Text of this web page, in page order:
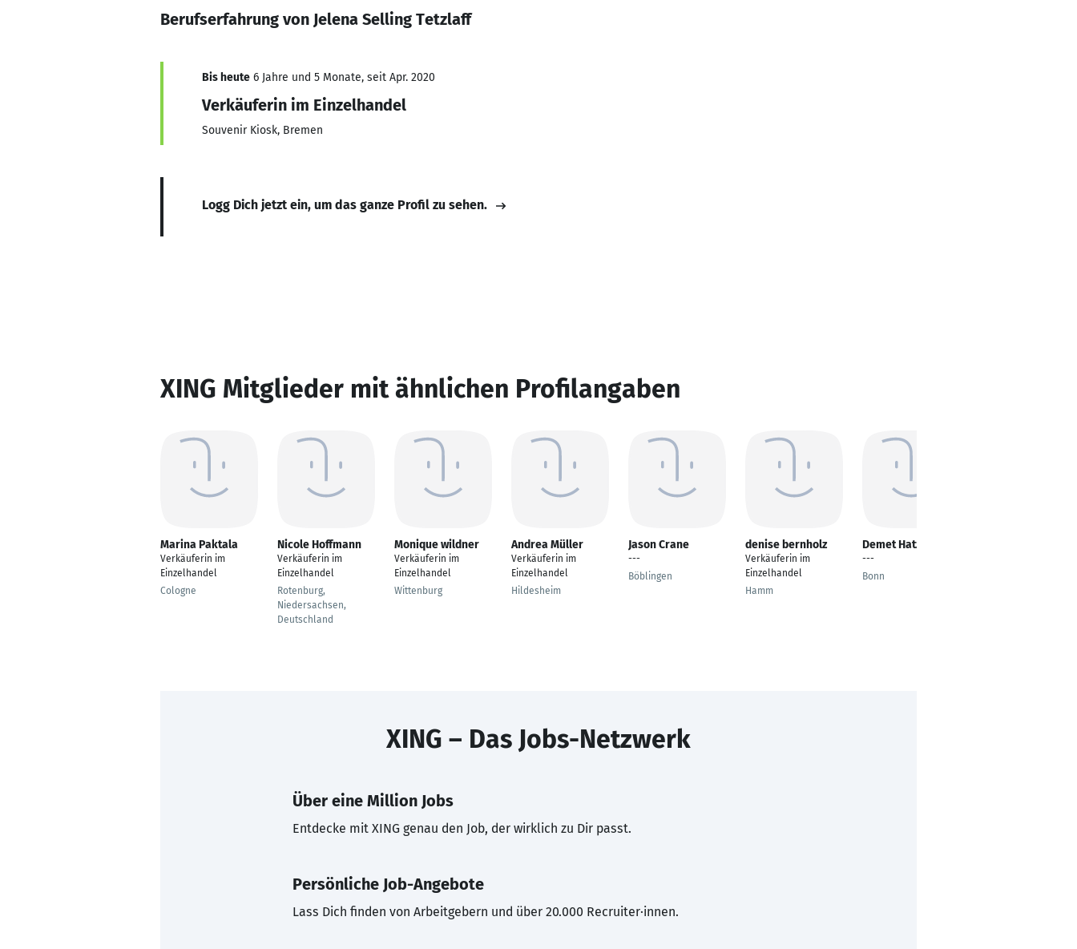
Berufserfahrung von Jelena Selling Tetzlaff
Bis heute 6 Jahre und 5 Monate, seit Apr. 2020
Verkäuferin im Einzelhandel
Souvenir Kiosk, Bremen
Logg Dich jetzt ein, um das ganze Profil zu sehen.
XING Mitglieder mit ähnlichen Profilangaben
Marina Paktala
Verkäuferin im
Einzelhandel
Cologne
Nicole Hoffmann
Verkäuferin im
Einzelhandel
Rotenburg,
Niedersachsen,
Deutschland
Monique wildner
Verkäuferin im
Einzelhandel
Wittenburg
Andrea Müller
Verkäuferin im
Einzelhandel
Hildesheim
Jason Crane
---
Böblingen
denise bernholz
Verkäuferin im
Einzelhandel
Hamm
Demet Hatziali
---
Bonn
XING – Das Jobs-Netzwerk
Über eine Million Jobs
Entdecke mit XING genau den Job, der wirklich zu Dir passt.
Persönliche Job-Angebote
Lass Dich finden von Arbeitgebern und über 20.000 Recruiter·innen.